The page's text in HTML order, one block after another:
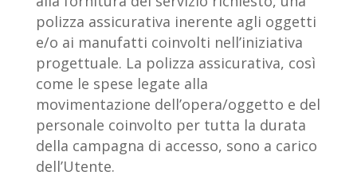
polizza assicurativa inerente agli oggetti
e/o ai manufatti coinvolti nell’iniziativa
progettuale. La polizza assicurativa, così
come le spese legate alla
movimentazione dell’opera/oggetto e del
personale coinvolto per tutta la durata
della campagna di accesso, sono a carico
dell’Utente.